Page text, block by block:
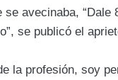
avecinaba, “Dale
se publicó el
la profesión, soy